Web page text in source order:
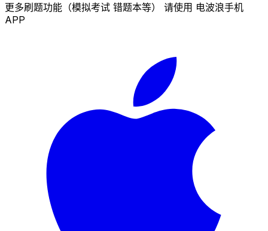
更多刷题功能（模拟考试 错题本等） 请使用 电波浪手机
APP